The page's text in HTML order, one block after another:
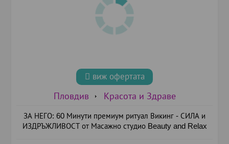
виж офертата
Пловдив Красота и Здраве
ЗА НЕГО: 60 Минути премиум ритуал Викинг - СИЛА и
ИЗДРЪЖЛИВОСТ от Масажно студио Beauty and Relax